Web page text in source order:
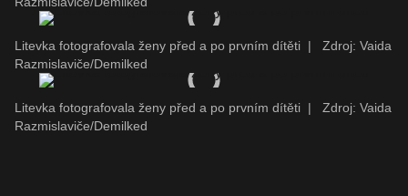
Litevka fotografovala ženy před a po prvním dítěti |
Zdroj: Vaida
Razmislaviče/Demilked
Litevka fotografovala ženy před a po prvním dítěti |
Zdroj: Vaida
Razmislaviče/Demilked